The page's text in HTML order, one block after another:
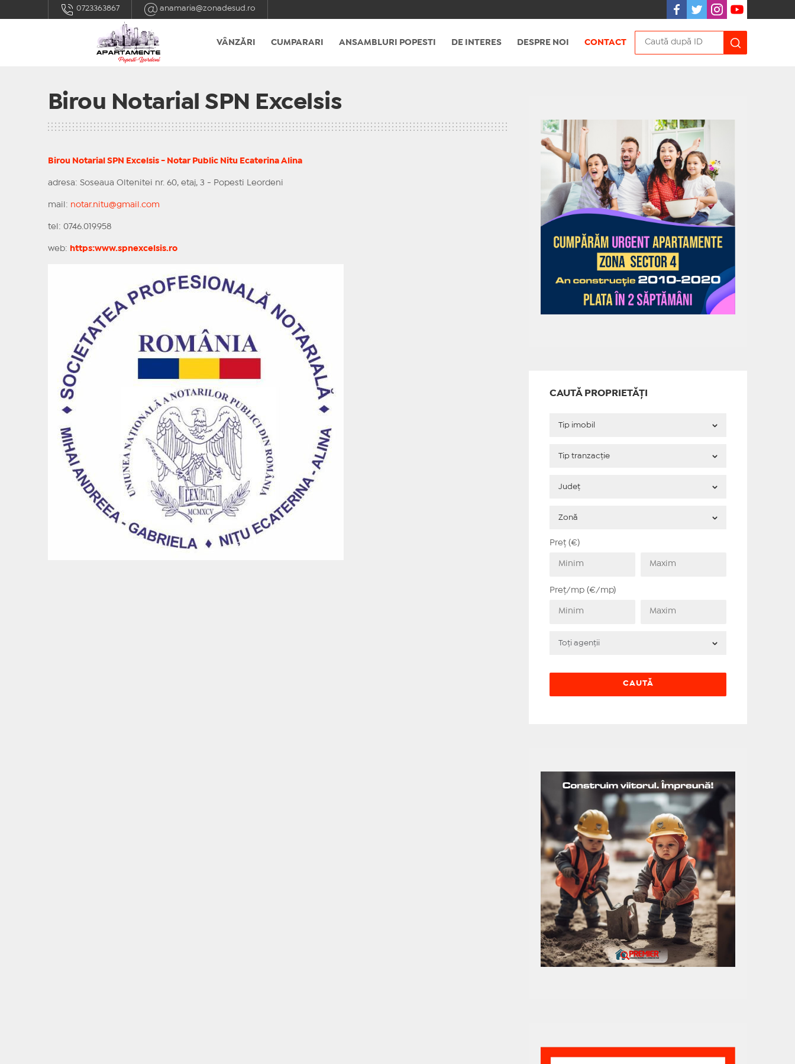
0723363867 anamaria@zonadesud.ro
VÂNZĂRI CUMPARARI ANSAMBLURI POPESTI DE INTERES DESPRE NOI CONTACT
Birou Notarial SPN Excelsis
Birou Notarial SPN Excelsis - Notar Public Nitu Ecaterina Alina
adresa: Soseaua Oltenitei nr. 60, etaj, 3 - Popesti Leordeni
mail: notar.nitu@gmail.com
tel: 0746.019.958
web: https:www.spnexcelsis.ro
CAUTĂ PROPRIETĂȚI
Preț (€)
Preț/mp (€/mp)